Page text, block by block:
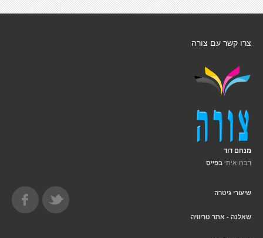
צרו קשר עם צורה
מנחם דוד
דברו איתי בפייס
שיעורי גיטרה
שאלנה - אתר טריוויה